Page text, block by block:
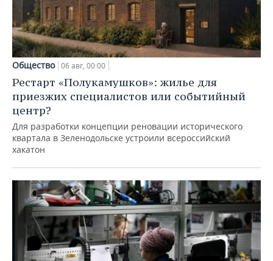
Общество 06 авг, 00:00
Рестарт «Полукамушков»: жилье для
приезжих специалистов или событийный
центр?
Для разработки концепции реновации исторического
квартала в Зеленодольске устроили всероссийский
хакатон